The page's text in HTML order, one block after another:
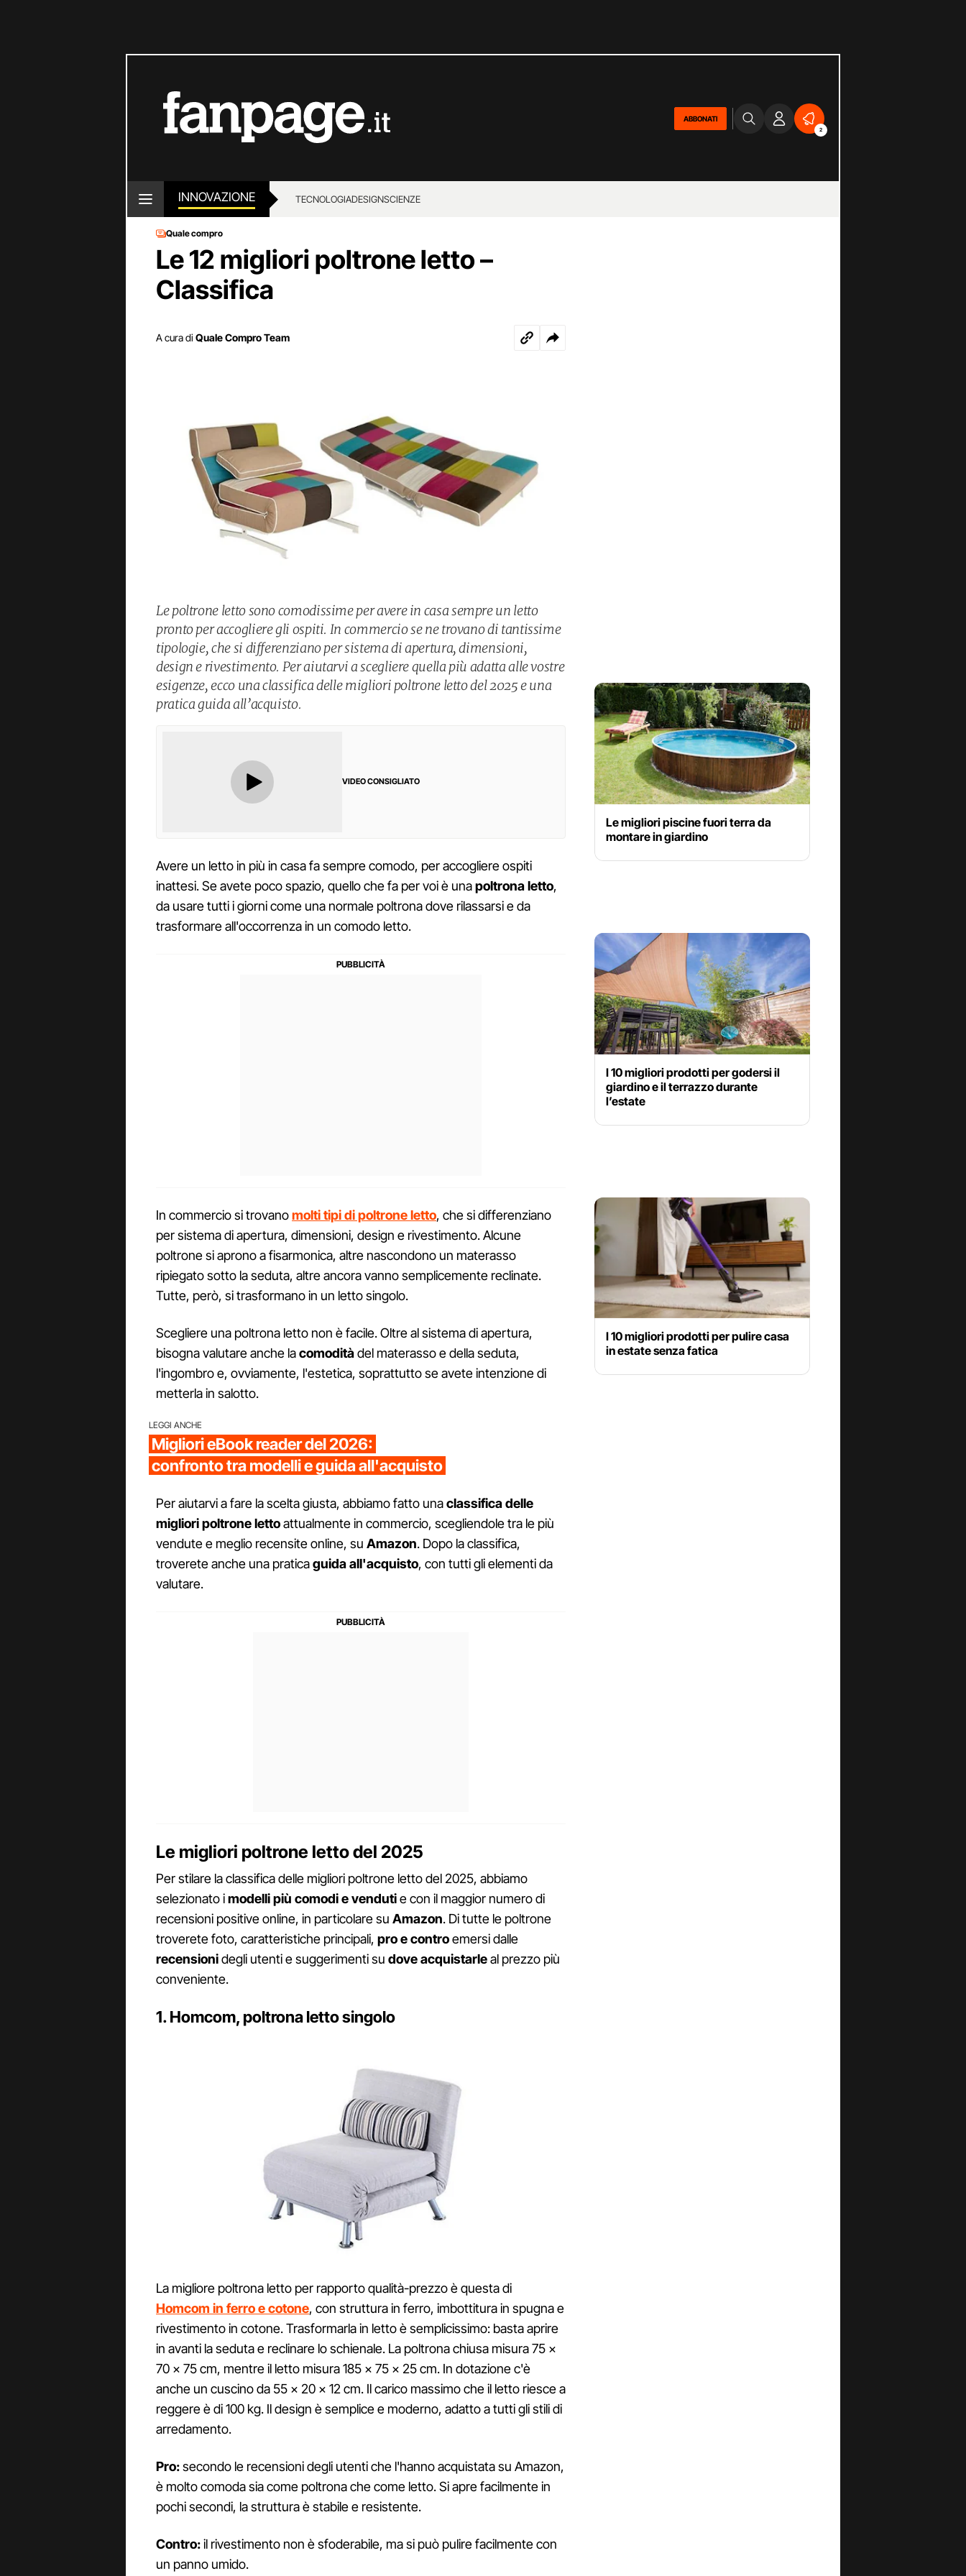
ABBONATI
2
INNOVAZIONE TECNOLOGIADESIGNSCIENZE
Quale compro
Le 12 migliori poltrone letto –
Classifica
A cura di Quale Compro Team
Le poltrone letto sono comodissime per avere in casa sempre un letto
pronto per accogliere gli ospiti. In commercio se ne trovano di tantissime
tipologie, che si differenziano per sistema di apertura, dimensioni,
design e rivestimento. Per aiutarvi a scegliere quella più adatta alle vostre
esigenze, ecco una classifica delle migliori poltrone letto del 2025 e una
pratica guida all’acquisto.
VIDEO CONSIGLIATO
Avere un letto in più in casa fa sempre comodo, per accogliere ospiti
inattesi. Se avete poco spazio, quello che fa per voi è unapoltrona letto,
da usare tutti i giorni come una normale poltrona dove rilassarsi e da
trasformare all'occorrenza in un comodo letto.
In commercio si trovanomolti tipi di poltrone letto, che si differenziano
per sistema di apertura, dimensioni, design e rivestimento. Alcune
poltrone si aprono a fisarmonica, altre nascondono un materasso
ripiegato sotto la seduta, altre ancora vanno semplicemente reclinate.
Tutte, però, si trasformano in un letto singolo.
Scegliere una poltrona letto non è facile. Oltre al sistema di apertura,
bisogna valutare anche lacomoditàdel materasso e della seduta,
l'ingombro e, ovviamente, l'estetica, soprattutto se avete intenzione di
metterla in salotto.
LEGGI ANCHE
Migliori eBook reader del 2026:
confronto tra modelli e guida all'acquisto
Per aiutarvi a fare la scelta giusta, abbiamo fatto unaclassifica delle
migliori poltrone lettoattualmente in commercio, scegliendole tra le più
vendute e meglio recensite online, su Amazon. Dopo la classifica,
troverete anche una praticaguida all'acquisto, con tutti gli elementi da
valutare.
Le migliori poltrone letto del 2025
Per stilare la classifica delle migliori poltrone letto del 2025, abbiamo
selezionato imodelli più comodi e vendutie con il maggior numero di
recensioni positive online, in particolare su Amazon. Di tutte le poltrone
troverete foto, caratteristiche principali, pro e controemersi dalle
recensionidegli utenti e suggerimenti su dove acquistarleal prezzo più
conveniente.
1. Homcom, poltrona letto singolo
La migliore poltrona letto per rapporto qualità-prezzo è questa di
Homcom in ferro e cotone, con struttura in ferro, imbottitura in spugna e
rivestimento in cotone. Trasformarla in letto è semplicissimo: basta aprire
in avanti la seduta e reclinare lo schienale. La poltrona chiusa misura 75 x
70 x 75 cm, mentre il letto misura 185 x 75 x 25 cm. In dotazione c'è
anche un cuscino da 55 x 20 x 12 cm. Il carico massimo che il letto riesce a
reggere è di 100 kg. Il design è semplice e moderno, adatto a tutti gli stili di
arredamento.
Pro:secondo le recensioni degli utenti che l'hanno acquistata su Amazon,
è molto comoda sia come poltrona che come letto. Si apre facilmente in
pochi secondi, la struttura è stabile e resistente.
Contro:il rivestimento non è sfoderabile, ma si può pulire facilmente con
un panno umido.
Le migliori piscine fuori terra da
montare in giardino
I 10 migliori prodotti per godersi il
giardino e il terrazzo durante
l’estate
I 10 migliori prodotti per pulire casa
in estate senza fatica